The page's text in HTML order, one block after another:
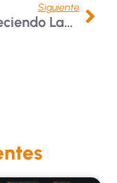
Siguiente
Fortaleciendo Lazos Con Francia